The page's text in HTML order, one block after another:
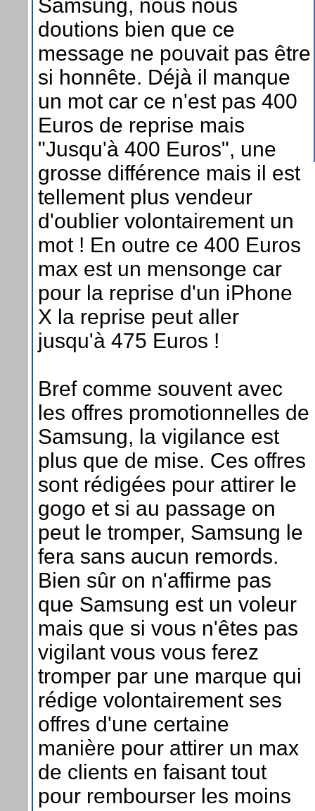
Samsung, nous nous
doutions bien que ce
message ne pouvait pas être
si honnête. Déjà il manque
un mot car ce n'est pas 400
Euros de reprise mais
"Jusqu'à 400 Euros", une
grosse différence mais il est
tellement plus vendeur
d'oublier volontairement un
mot ! En outre ce 400 Euros
max est un mensonge car
pour la reprise d'un iPhone
X la reprise peut aller
jusqu'à 475 Euros !
Bref comme souvent avec
les offres promotionnelles de
Samsung, la vigilance est
plus que de mise. Ces offres
sont rédigées pour attirer le
gogo et si au passage on
peut le tromper, Samsung le
fera sans aucun remords.
Bien sûr on n'affirme pas
que Samsung est un voleur
mais que si vous n'êtes pas
vigilant vous vous ferez
tromper par une marque qui
rédige volontairement ses
offres d'une certaine
manière pour attirer un max
de clients en faisant tout
pour rembourser les moins